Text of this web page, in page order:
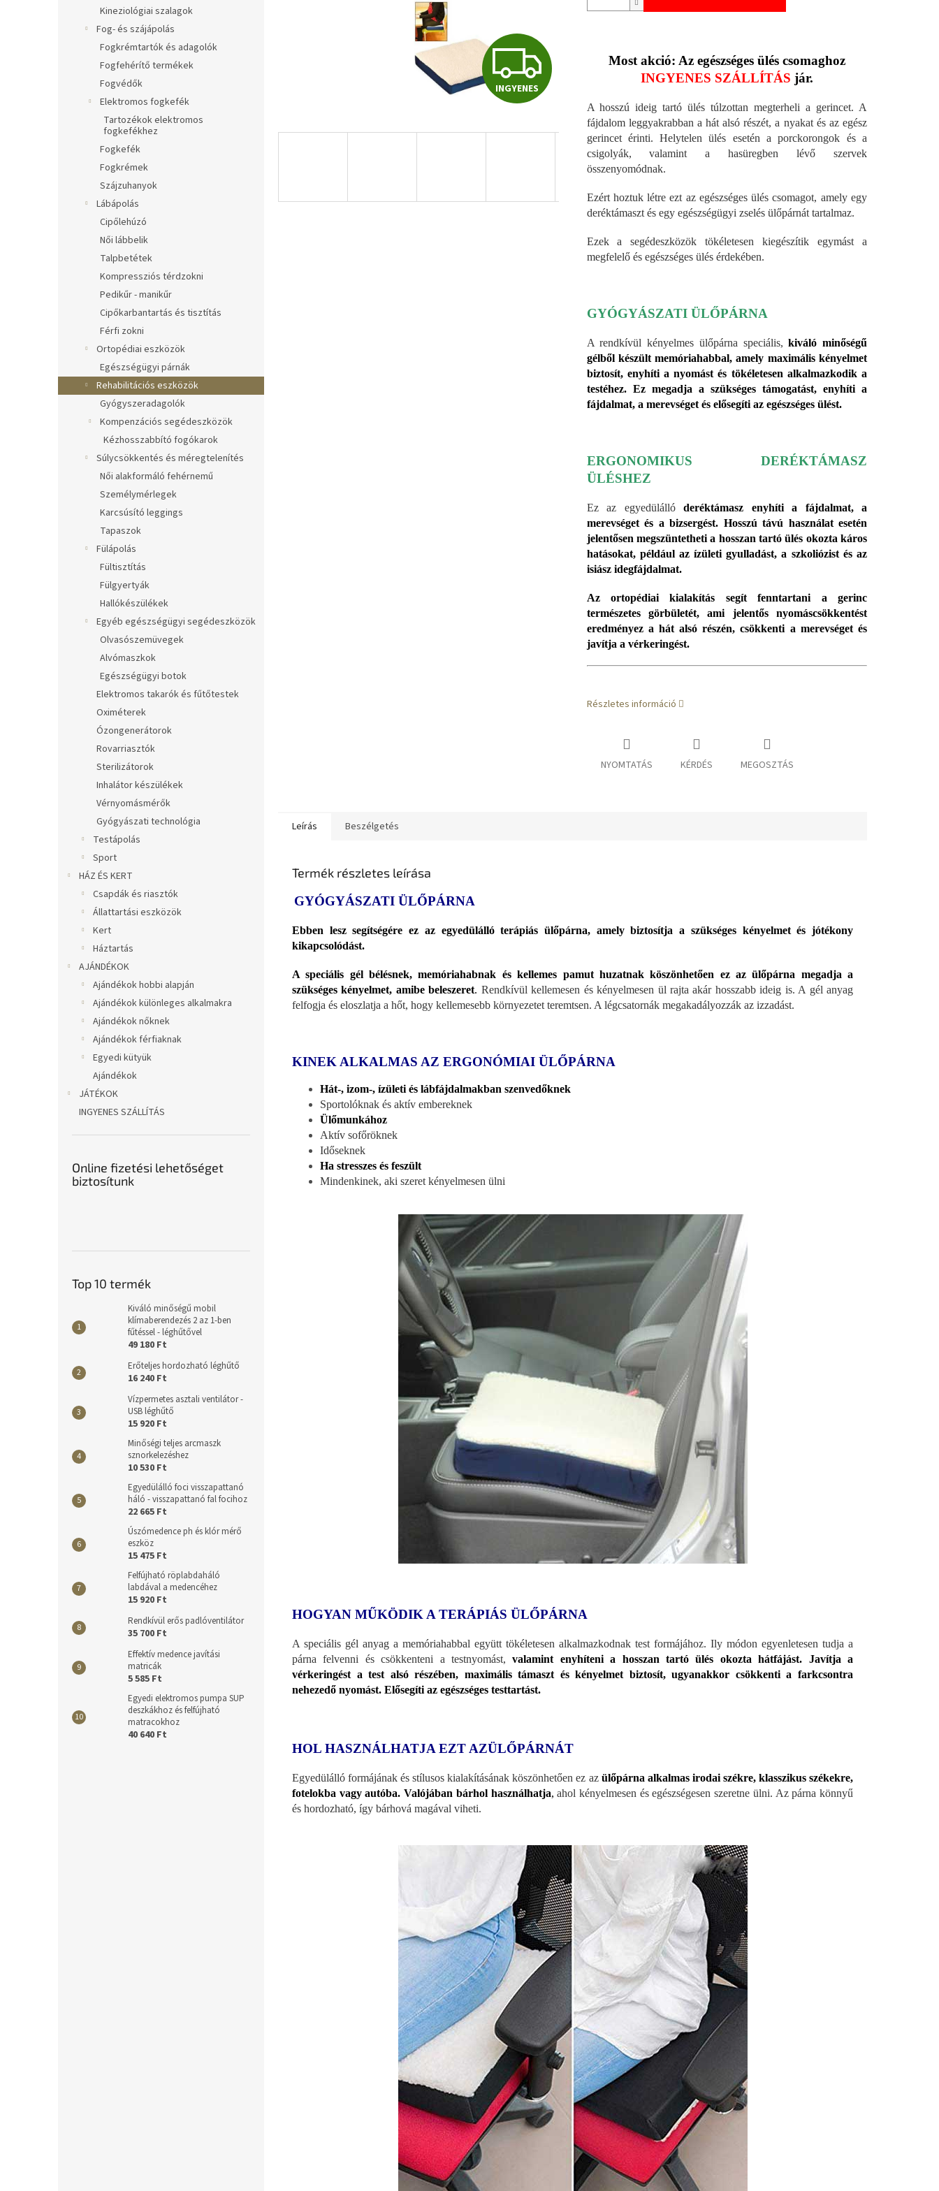
Kineziológiai szalagok
Fog- és szájápolás
Fogkrémtartók és adagolók
Fogfehérítő termékek
Fogvédők
Elektromos fogkefék
Tartozékok elektromos
fogkefékhez
Fogkefék
Fogkrémek
Szájzuhanyok
Lábápolás
Cipőlehúzó
Női lábbelik
Talpbetétek
Kompressziós térdzokni
Pedikűr - manikűr
Cipőkarbantartás és tisztítás
Férfi zokni
Ortopédiai eszközök
Egészségügyi párnák
Rehabilitációs eszközök
Gyógyszeradagolók
Kompenzációs segédeszközök
Kézhosszabbító fogókarok
Súlycsökkentés és méregtelenítés
Női alakformáló fehérnemű
Személymérlegek
Karcsúsító leggings
Tapaszok
Fülápolás
Fültisztítás
Fülgyertyák
Hallókészülékek
Egyéb egészségügyi segédeszközök
Olvasószemüvegek
Alvómaszkok
Egészségügyi botok
Elektromos takarók és fűtőtestek
Oximéterek
Ózongenerátorok
Rovarriasztók
Sterilizátorok
Inhalátor készülékek
Vérnyomásmérők
Gyógyászati technológia
Testápolás
Sport
HÁZ ÉS KERT
Csapdák és riasztók
Állattartási eszközök
Kert
Háztartás
AJÁNDÉKOK
Ajándékok hobbi alapján
Ajándékok különleges alkalmakra
Ajándékok nőknek
Ajándékok férfiaknak
Egyedi kütyük
Ajándékok
JÁTÉKOK
INGYENES SZÁLLÍTÁS
Online fizetési lehetőséget
biztosítunk
Top 10 termék
Kiváló minőségű mobil
klímaberendezés 2 az 1-ben
fűtéssel - léghűtővel
49 180 Ft
Erőteljes hordozható léghűtő
16 240 Ft
Vízpermetes asztali ventilátor -
USB léghűtő
15 920 Ft
Minőségi teljes arcmaszk
sznorkelezéshez
10 530 Ft
Egyedülálló foci visszapattanó
háló - visszapattanó fal focihoz
22 665 Ft
Úszómedence ph és klór mérő
eszköz
15 475 Ft
Felfújható röplabdaháló
labdával a medencéhez
15 920 Ft
Rendkívül erős padlóventilátor
35 700 Ft
Effektív medence javítási
matricák
5 585 Ft
Egyedi elektromos pumpa SUP
deszkákhoz és felfújható
matracokhoz
40 640 Ft
I
N
Y
INGYENES
Most akció: Az egészséges ülés csomaghoz
INGYENES SZÁLLÍTÁS jár.
A hosszú ideig tartó ülés túlzottan megterheli a gerincet. A
fájdalom leggyakrabban a hát alsó részét, a nyakat és az egész
gerincet érinti. Helytelen ülés esetén a porckorongok és a
csigolyák, valamint a hasüregben lévő szervek
összenyomódnak.
Ezért hoztuk létre ezt az egészséges ülés csomagot, amely egy
deréktámaszt és egy egészségügyi zselés ülőpárnát tartalmaz.
Ezek a segédeszközök tökéletesen kiegészítik egymást a
megfelelő és egészséges ülés érdekében.
GYÓGYÁSZATI ÜLŐPÁRNA
A rendkívül kényelmes ülőpárna speciális,kiváló minőségű
gélből készült memóriahabbal, amely maximális kényelmet
biztosít, enyhíti a nyomást és tökéletesen alkalmazkodik a
testéhez. Ez megadja a szükséges támogatást, enyhíti a
fájdalmat, a merevséget és elősegíti az egészséges ülést.
ERGONOMIKUS DERÉKTÁMASZ
ÜLÉSHEZ
Ez az egyedülálló deréktámasz enyhíti a fájdalmat, a
merevséget és a bizsergést. Hosszú távú használat esetén
jelentősen megszüntetheti a hosszan tartó ülés okozta káros
hatásokat, például az ízületi gyulladást, a szkoliózist és az
isiász idegfájdalmat.
Az ortopédiai kialakítás segít fenntartani a gerinc
természetes görbületét, ami jelentős nyomáscsökkentést
eredményez a hát alsó részén, csökkenti a merevséget és
javítja a vérkeringést.
Részletes információ
NYOMTATÁS KÉRDÉS MEGOSZTÁS
Leírás Beszélgetés
Termék részletes leírása
GYÓGYÁSZATI ÜLŐPÁRNA
Ebben lesz segítségére ez az egyedülálló terápiás ülőpárna, amely biztosítja a szükséges kényelmet és jótékony
kikapcsolódást.
A speciális gél bélésnek, memóriahabnak és kellemes pamut huzatnak köszönhetően ez az ülőpárna megadja a
szükséges kényelmet, amibe beleszeret. Rendkívül kellemesen és kényelmesen ül rajta akár hosszabb ideig is. A gél anyag
felfogja és eloszlatja a hőt, hogy kellemesebb környezetet teremtsen. A légcsatornák megakadályozzák az izzadást.
KINEK ALKALMAS AZ ERGONÓMIAI ÜLŐPÁRNA
Hát-, izom-, ízületi és lábfájdalmakban szenvedőknek
Sportolóknak és aktív embereknek
Ülőmunkához
Aktív sofőröknek
Időseknek
Ha stresszes és feszült
Mindenkinek, aki szeret kényelmesen ülni
HOGYAN MŰKÖDIK A TERÁPIÁS ÜLŐPÁRNA
A speciális gél anyag a memóriahabbal együtt tökéletesen alkalmazkodnak test formájához. Ily módon egyenletesen tudja a
párna felvenni és csökkenteni a testnyomást,valamint enyhíteni a hosszan tartó ülés okozta hátfájást. Javítja a
vérkeringést a test alsó részében, maximális támaszt és kényelmet biztosít, ugyanakkor csökkenti a farkcsontra
nehezedő nyomást. Elősegíti az egészséges testtartást.
HOL HASZNÁLHATJA EZT AZÜLŐPÁRNÁT
Egyedülálló formájának és stílusos kialakításának köszönhetően ez az ülőpárna alkalmas irodai székre, klasszikus székekre,
fotelokba vagy autóba. Valójában bárhol használhatja, ahol kényelmesen és egészségesen szeretne ülni. Az párna könnyű
és hordozható, így bárhová magával viheti.